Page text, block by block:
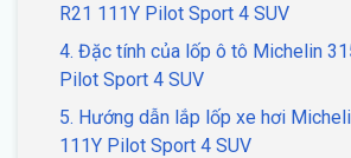
R21 111Y Pilot Sport 4 SUV
4. Đặc tính của lốp ô tô Michelin
Pilot Sport 4 SUV
5. Hướng dẫn lắp lốp xe hơi
111Y Pilot Sport 4 SUV